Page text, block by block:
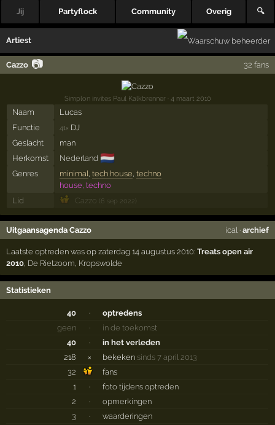
Jij Partyflock Community Overig 🔍
Artiest
Cazzo 📷 32 fans
Simplon invites Paul Kalkbrenner· 4 maart 2010
Naam
Lucas
Functie
41× DJ
Geslacht
man
Herkomst
Nederland 🇳🇱
Genres minimal tech house techno
house, techno
Lid
Cazzo (6 sep 2022)
Uitgaansagenda Cazzo ical· archief
Laatste optreden was op zaterdag 14 augustus 2010:Treats open air
2010 De Rietzoom Kropswolde
Statistieken
40 ·
optredens
geen
·
in de toekomst
40
·
in het verleden
218
× bekeken sinds 7 april 2013
32
fans
1
·
foto tijdens optreden
2
·
opmerkingen
3
·
waarderingen